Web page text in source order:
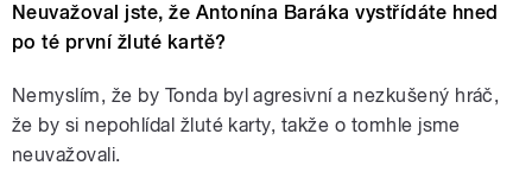
Neuvažoval jste, že Antonína Baráka vystřídáte hned
po té první žluté kartě?
Nemyslím, že by Tonda byl agresivní a nezkušený hráč,
že by si nepohlídal žluté karty, takže o tomhle jsme
neuvažovali.